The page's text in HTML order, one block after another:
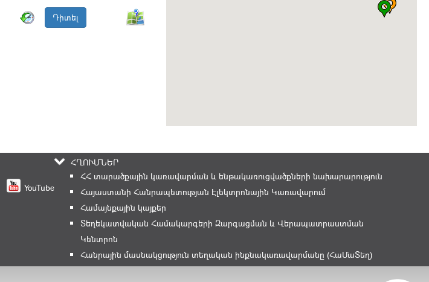
Դիտել
ՀՂՈՒՄՆԵՐ
YouTube
ՀՀ տարածքային կառավարման և ենթակառուցվածքների նախարարություն
Հայաստանի Հանրապետության Էլեկտրոնային Կառավարում
Համայնքային կայքեր
Տեղեկատվական Համակարգերի Զարգացման և Վերապատրաստման
Կենտրոն
Հանրային մասնակցություն տեղական ինքնակառավարմանը (ՀաՄաՏեղ)